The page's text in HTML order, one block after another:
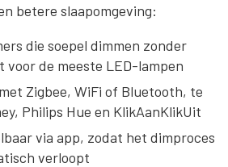
betere slaapomgeving:
die soepel dimmen zonder
voor de meeste LED-lampen
Zigbee, WiFi of Bluetooth, te
Philips Hue en KlikAanKlikUit
via app, zodat het dimproces
verloopt